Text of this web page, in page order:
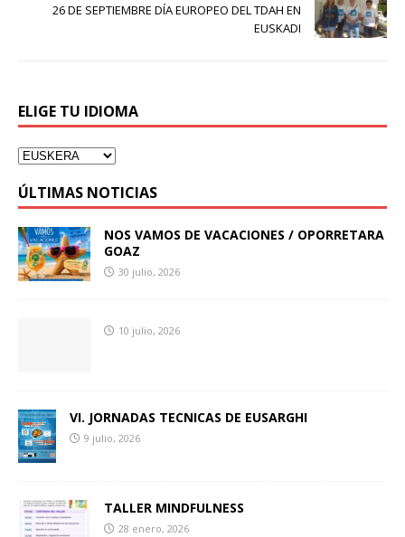
26 DE SEPTIEMBRE DÍA EUROPEO DEL TDAH EN
EUSKADI
ELIGE TU IDIOMA
ÚLTIMAS NOTICIAS
NOS VAMOS DE VACACIONES / OPORRETARA
GOAZ
30 julio, 2026
10 julio, 2026
VI. JORNADAS TECNICAS DE EUSARGHI
9 julio, 2026
TALLER MINDFULNESS
28 enero, 2026